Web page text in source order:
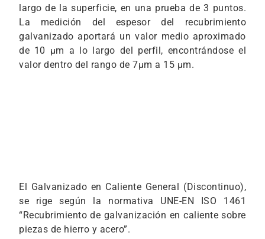
largo de la superficie, en una prueba de 3 puntos.
La medición del espesor del recubrimiento
galvanizado aportará un valor medio aproximado
de 10 μm a lo largo del perfil, encontrándose el
valor dentro del rango de 7μm a 15 μm.
El Galvanizado en Caliente General (Discontinuo),
se rige según la normativa UNE-EN ISO 1461
“Recubrimiento de galvanización en caliente sobre
piezas de hierro y acero”.